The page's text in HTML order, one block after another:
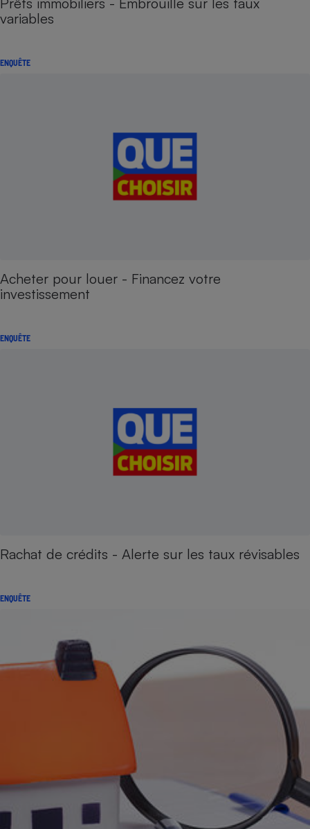
variables
ENQUÊTE
Acheter pour louer - Financez votre
investissement
ENQUÊTE
Rachat de crédits - Alerte sur les taux révisables
ENQUÊTE